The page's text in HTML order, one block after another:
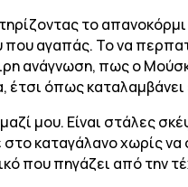
το
αγαπάς. Το να
ανάγνωση, πως ο
έτσι όπως
μου. Είναι στάλες
καταγάλανο χωρίς
που πηγάζει από την